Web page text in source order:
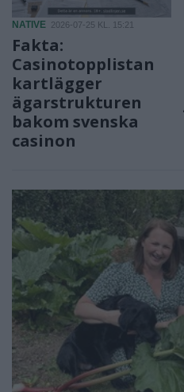
NATIVE 2026-07-25 KL. 15:21
Fakta:
Casinotopplistan
kartlägger
ägarstrukturen
bakom svenska
casinon